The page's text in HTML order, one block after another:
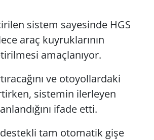
sistem sayesinde HGS
araç kuyruklarının
amaçlanıyor.
ve otoyollardaki
sistemin ilerleyen
ifade etti.
tam otomatik gişe